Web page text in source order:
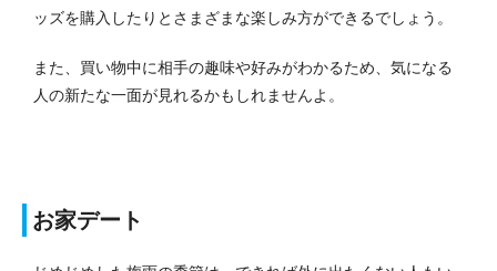
ッズを購入したりとさまざまな楽しみ方ができるでしょう。
また、買い物中に相手の趣味や好みがわかるため、気になる
人の新たな一面が見れるかもしれませんよ。
お家デート